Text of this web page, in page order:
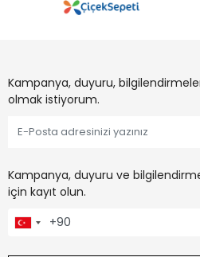
Kampanya, duyuru,
olmak istiyorum.
Kampanya, duyuru ve
için kayıt olun.